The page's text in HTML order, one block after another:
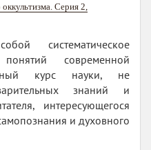
Серия 2,
систематическое
современной
курс науки, не
знаний и
интересующегося
и духовного